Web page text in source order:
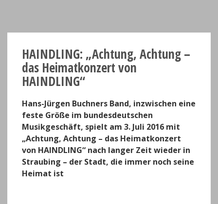
HAINDLING: „Achtung, Achtung –
das Heimatkonzert von
HAINDLING“
Hans-Jürgen Buchners Band, inzwischen eine
feste Größe im bundesdeutschen
Musikgeschäft, spielt am 3. Juli 2016 mit
„Achtung, Achtung – das Heimatkonzert
von HAINDLING“ nach langer Zeit wieder in
Straubing – der Stadt, die immer noch seine
Heimat ist